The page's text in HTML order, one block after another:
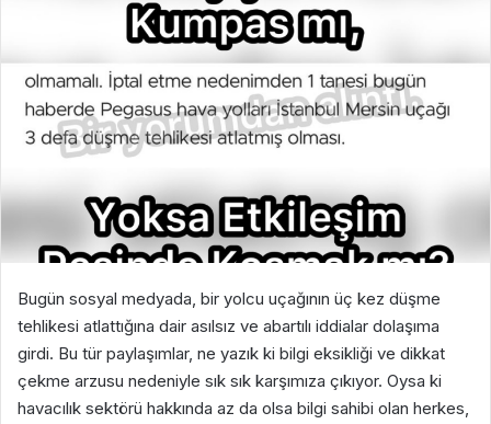
Bugün sosyal medyada, bir yolcu uçağının üç kez düşme
tehlikesi atlattığına dair asılsız ve abartılı iddialar dolaşıma
girdi. Bu tür paylaşımlar, ne yazık ki bilgi eksikliği ve dikkat
çekme arzusu nedeniyle sık sık karşımıza çıkıyor. Oysa ki
havacılık sektörü hakkında az da olsa bilgi sahibi olan herkes,